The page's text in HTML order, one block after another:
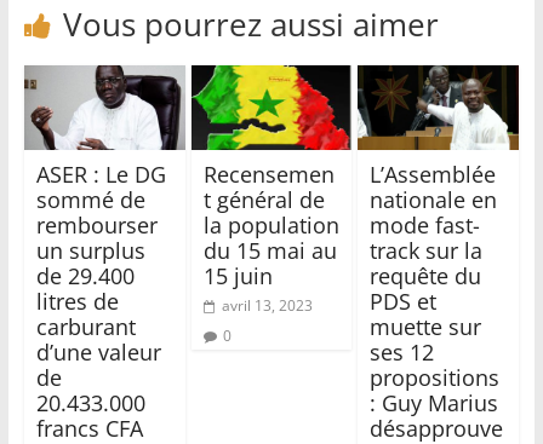
Vous pourrez aussi aimer
ASER : Le DG
sommé de
rembourser
un surplus
de 29.400
litres de
carburant
d’une valeur
de
20.433.000
francs CFA
Recensemen
t général de
la population
du 15 mai au
15 juin
avril 13, 2023
0
L’Assemblée
nationale en
mode fast-
track sur la
requête du
PDS et
muette sur
ses 12
propositions
: Guy Marius
désapprouve